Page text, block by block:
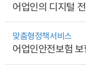
어업인의 디지털
맞춤형정책서비스
어업인안전보험